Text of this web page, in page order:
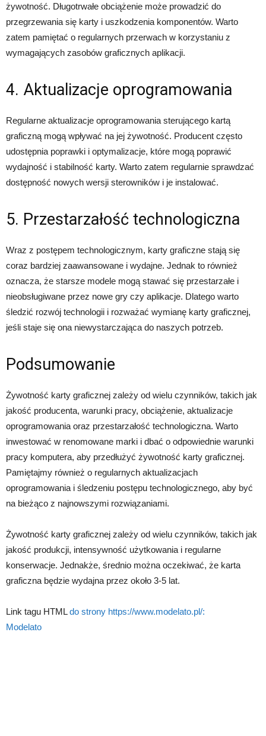
żywotność. Długotrwałe obciążenie może prowadzić do
przegrzewania się karty i uszkodzenia komponentów. Warto
zatem pamiętać o regularnych przerwach w korzystaniu z
wymagających zasobów graficznych aplikacji.
4. Aktualizacje oprogramowania
Regularne aktualizacje oprogramowania sterującego kartą
graficzną mogą wpływać na jej żywotność. Producent często
udostępnia poprawki i optymalizacje, które mogą poprawić
wydajność i stabilność karty. Warto zatem regularnie sprawdzać
dostępność nowych wersji sterowników i je instalować.
5. Przestarzałość technologiczna
Wraz z postępem technologicznym, karty graficzne stają się
coraz bardziej zaawansowane i wydajne. Jednak to również
oznacza, że starsze modele mogą stawać się przestarzałe i
nieobsługiwane przez nowe gry czy aplikacje. Dlatego warto
śledzić rozwój technologii i rozważać wymianę karty graficznej,
jeśli staje się ona niewystarczająca do naszych potrzeb.
Podsumowanie
Żywotność karty graficznej zależy od wielu czynników, takich jak
jakość producenta, warunki pracy, obciążenie, aktualizacje
oprogramowania oraz przestarzałość technologiczna. Warto
inwestować w renomowane marki i dbać o odpowiednie warunki
pracy komputera, aby przedłużyć żywotność karty graficznej.
Pamiętajmy również o regularnych aktualizacjach
oprogramowania i śledzeniu postępu technologicznego, aby być
na bieżąco z najnowszymi rozwiązaniami.
Żywotność karty graficznej zależy od wielu czynników, takich jak
jakość produkcji, intensywność użytkowania i regularne
konserwacje. Jednakże, średnio można oczekiwać, że karta
graficzna będzie wydajna przez około 3-5 lat.
Link tagu HTMLdo strony https://www.modelato.pl/:
Modelato